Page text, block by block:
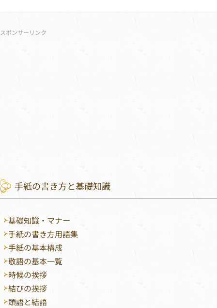
サブメニュー
スポンサーリンク
手紙の書き方と基礎知識
基礎知識・マナー
手紙の書き方用語集
手紙の基本構成
敬語の基本一覧
時候の挨拶
結びの挨拶
頭語と結語